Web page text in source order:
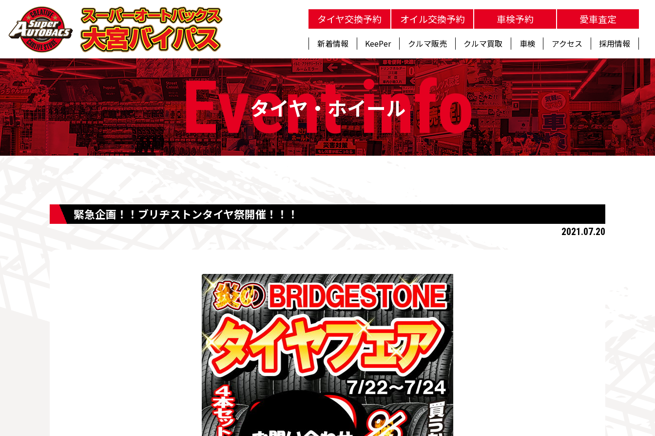
タイヤ交換予約 オイル交換予約 車検予約 愛車査定
新着情報 KeePer クルマ販売 クルマ買取 車検 アクセス 採用情報
Eventinfo
タイヤ・ホイール
緊急企画！！ブリヂストンタイヤ祭開催！！！
2021.07.20